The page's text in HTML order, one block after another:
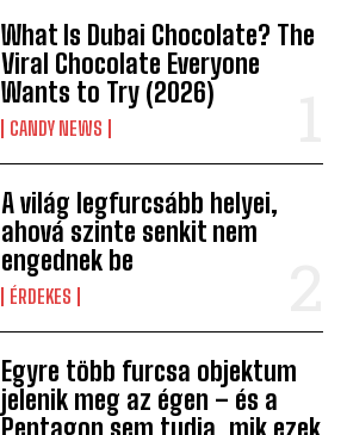
What Is Dubai Chocolate? The
Viral Chocolate Everyone
Wants to Try (2026)
CANDY NEWS
A világ legfurcsább helyei,
ahová szinte senkit nem
engednek be
ÉRDEKES
Egyre több furcsa objektum
jelenik meg az égen – és a